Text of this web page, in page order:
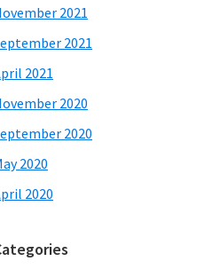
2021
2021
2021
2020
2020
2020
2020